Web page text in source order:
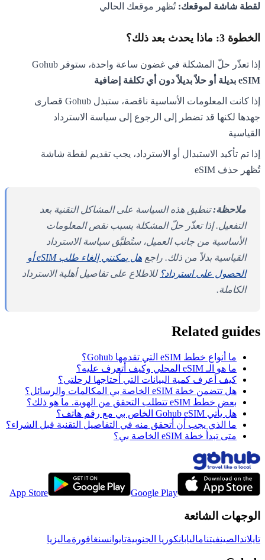
لقطة شاشة لموقعك: تُظهر موقعك الحالي
الخطوة 3: ماذا يحدث بعد ذلك؟
إذا تعذّر حلّ المشكلة في غضون ساعة واحدة، ستوفر Gohub
eSIM بديلة أو حلاً بديلاً دون أي تكلفة إضافية
إذا كانت المعلومات الأساسية ناقصة، ستبذل Gohub قصارى
جهدها لكنها قد تضطر إلى الرجوع إلى سياسة الاسترداد
القياسية
إذا تم تأكيد الاستبدال أو الاسترداد، يجب تقديم لقطة شاشة
تُظهر حذف eSIM
ملاحظة:تنطبق هذه السياسة على المشاكل التقنية بعد
التفعيل. إذا تعذّر حلّ المشكلة بسبب نقص المعلومات
الأساسية من جانب العميل، ستُطبَّق سياسة الاسترداد
القياسية بدلاً من ذلك. راجع
هل يمكنني إلغاء طلب eSIM أو
الحصول على استرداد؟ للاطلاع على تفاصيل أهلية الاسترداد
الكاملة.
Related guides
ما أنواع خطط eSIM التي تقدمها Gohub؟
ما هو الـ eSIM المحلي وكيف أتعرف عليه؟
كيف أعرف كمية البيانات التي أحتاجها لرحلتي؟
هل تتضمن خطة eSIM الخاصة بي المكالمات والرسائل؟
بعض خطط eSIM تتطلب التحقق من الهوية. ما هو ذلك؟
هل يأتي Gohub eSIM الخاص بي مع رقم هاتف؟
ما الذي يجب أن أتحقق منه في التفاصيل التقنية قبل الشراء؟
متى تبدأ خطة eSIM الخاصة بي؟
App Store Google Play
الوجهات الشائعة
تايلاند الصينفيتناماليابانكوريا الجنوبيةتايوانسنغافورةماليزيا